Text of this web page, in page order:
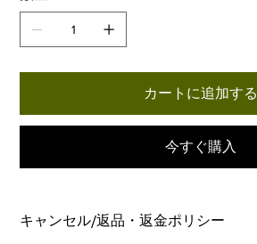
カートに追加する
今すぐ購入
キャンセル/返品・返金ポリシー